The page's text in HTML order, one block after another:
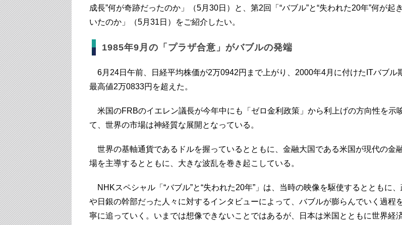
成長”何が奇跡だったのか」（5月30日）と、第2回「“バブル”と“失われた20年”何が起
いたのか」（5月31日）をご紹介したい。
1985年9月の「プラザ合意」がバブルの発端
6月24日午前、日経平均株価が2万0942円まで上がり、2000年4月に付けたITバブル
最高値2万0833円を超えた。
米国のFRBのイエレン議長が今年中にも「ゼロ金利政策」から利上げの方向性を示
て、世界の市場は神経質な展開となっている。
世界の基軸通貨であるドルを握っているとともに、金融大国である米国が現代の金
場を主導するとともに、大きな波乱を巻き起こしている。
NHKスペシャル「“バブル”と“失われた20年”」は、当時の映像を駆使するとともに
や日銀の幹部だった人々に対するインタビューによって、バブルが膨らんでいく過程
寧に追っていく。いまでは想像できないことではあるが、日本は米国とともに世界経